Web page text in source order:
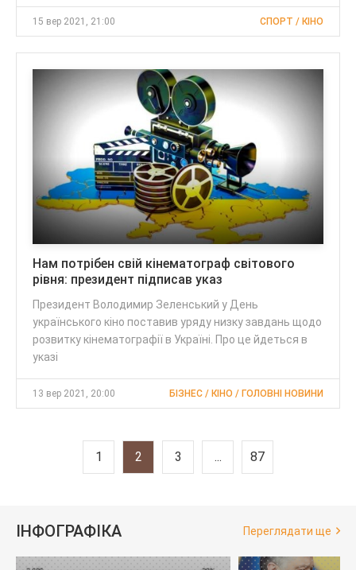
15 вер 2021, 21:00 СПОРТ / КІНО
Нам потрібен свій кінематограф світового
рівня: президент підписав указ
Президент Володимир Зеленський у День
українського кіно поставив уряду низку завдань щодо
розвитку кінематографії в Україні. Про це йдеться в
указі
13 вер 2021, 20:00 БІЗНЕС / КІНО / ГОЛОВНІ НОВИНИ
1 2 3 ... 87
ІНФОГРАФІКА Переглядати ще